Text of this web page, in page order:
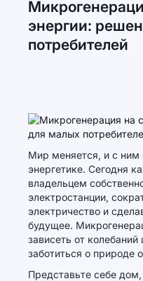
энергии:
потребителей
Мир меняется, и с
энергетике. Сегодня
владельцем
электростанции,
электричество и
будущее.
зависеть от
заботиться о природе
Представьте себе